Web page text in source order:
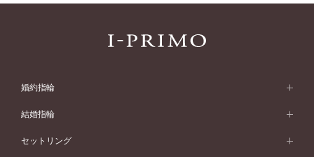
婚約指輪
婚約指輪 (エンゲージリング)
婚約指輪一覧
結婚指輪
結婚指輪 (マリッジリング)
セットリング